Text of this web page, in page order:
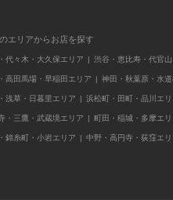
エリアからお店を探す
代々木・大久保エリア 渋谷・恵比寿・代官
高田馬場・早稲田エリア 神田・秋葉原・水
浅草・日暮里エリア 浜松町・田町・品川エリ
・三鷹・武蔵境エリア 町田・稲城・多摩エリ
錦糸町・小岩エリア 中野・高円寺・荻窪エリ